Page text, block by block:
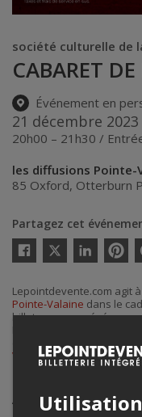
société culturelle de
CABARET
Événement en
21 décembre 2023
20h00 – 21h30 /
les diffusions Pointe-
85 Oxford, Otterburn
Partagez cet
Twitter
Lepointdevente.com agit
Pointe-Valaine dans le
billets pour ses
contacter l’organisateur
Valaine, à
Achat de billets